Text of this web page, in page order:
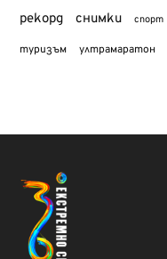
рекорд снимки спорт
туризъм ултрамаратон